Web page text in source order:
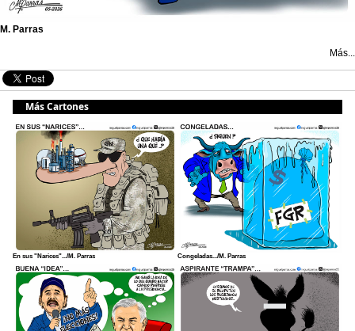
M. Parras
Más...
Más Cartones
En sus "Narices".../M. Parras Congeladas.../M. Parras